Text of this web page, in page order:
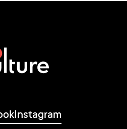
Instagram